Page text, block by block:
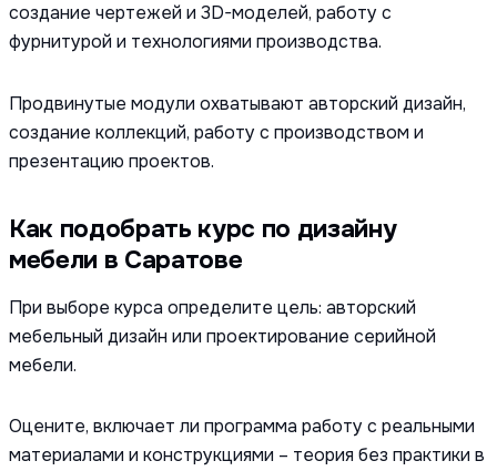
создание чертежей и 3D-моделей, работу с
фурнитурой и технологиями производства.
Продвинутые модули охватывают авторский дизайн,
создание коллекций, работу с производством и
презентацию проектов.
Как подобрать курс по дизайну
мебели в Саратове
При выборе курса определите цель: авторский
мебельный дизайн или проектирование серийной
мебели.
Оцените, включает ли программа работу с реальными
материалами и конструкциями – теория без практики в